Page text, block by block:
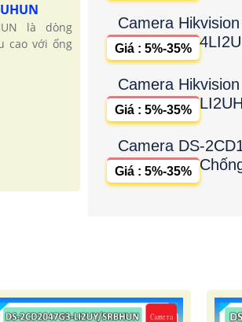
là dòng
cao với ống
Camera
Giá : 5%-35%
Camera
Giá : 5%-35%
Camera DS-
Giá : 5%-35%